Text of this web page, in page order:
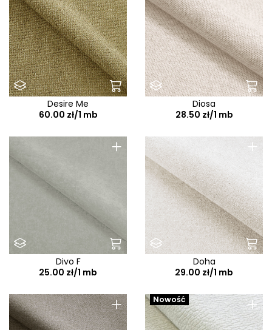
Desire Me
60.00 zł/1 mb
Diosa
28.50 zł/1 mb
+
Divo F
25.00 zł/1 mb
+
Doha
29.00 zł/1 mb
+ +
Nowość